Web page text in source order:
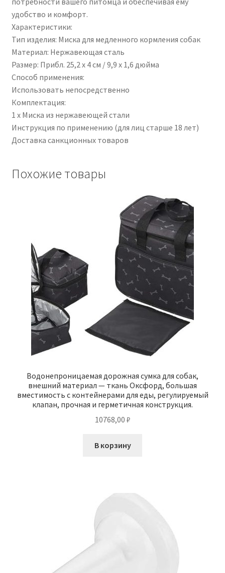
удобство и комфорт.
Характеристики:
Тип изделия: Миска для медленного кормления собак
Материал: Нержавеющая сталь
Размер: Прибл. 25,2 x 4 см / 9,9 x 1,6 дюйма
Способ применения:
Использовать непосредственно
Комплектация:
1 x Миска из нержавеющей стали
Инструкция по применению (для лиц старше 18 лет)
Доставка санкционных товаров
Похожие товары
Водонепроницаемая дорожная сумка для собак,
внешний материал — ткань Оксфорд, большая
вместимость с контейнерами для еды, регулируемый
клапан, прочная и герметичная конструкция.
10768,00 ₽
В корзину